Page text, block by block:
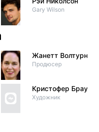
Gary Wilson
Жанетт Волтурно
Продюсер
Кристофер Браун
Художник